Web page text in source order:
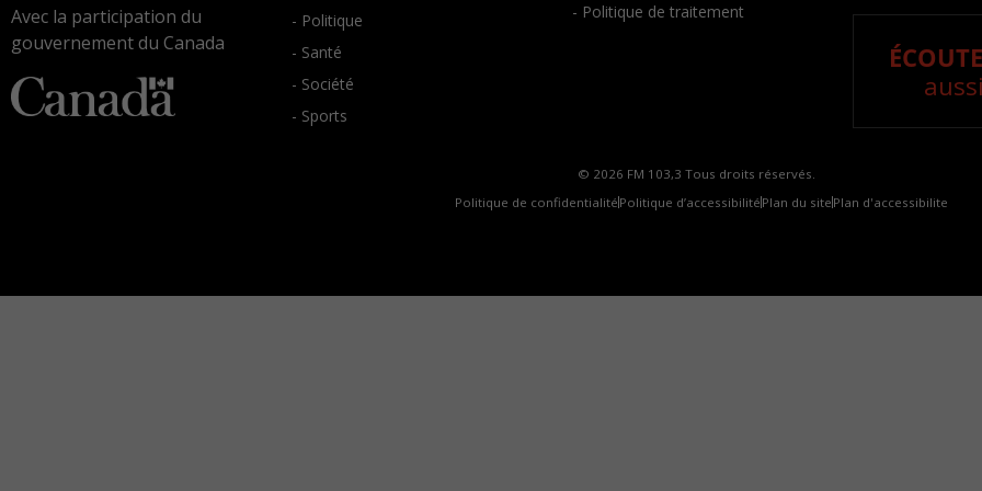
Avec la participation du
gouvernement du Canada
- Politique
- Santé
- Société
- Sports
- Politique de traitement
© 2026 FM 103,3 Tous droits réservés.
Politique de confidentialité Politique d’accessibilité Plan du site Plan d'accessibilite